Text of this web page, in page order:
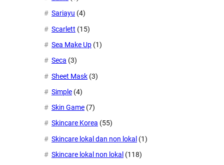
Sariayu (4)
Scarlett (15)
Sea Make Up (1)
Seca (3)
Sheet Mask (3)
Simple (4)
Skin Game (7)
Skincare Korea (55)
Skincare lokal dan non lokal (1)
Skincare lokal non lokal (118)